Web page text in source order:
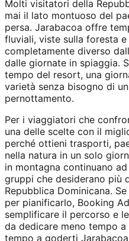
Molti visitatori della
mai il lato montuoso del
persa. Jarabacoa offre
fluviali, viste sulla foresta
completamente diverso
dalle giornate in spiaggia.
tempo del resort, una
varietà senza bisogno di
pernottamento.
Per i viaggiatori che
una delle scelte con il
perché ottieni trasporti,
nella natura in un solo
in montagna continuano
gruppi che desiderano più
Repubblica Dominicana.
per pianificarlo, Booking
semplificare il percorso e
da dedicare meno tempo
tempo a goderti